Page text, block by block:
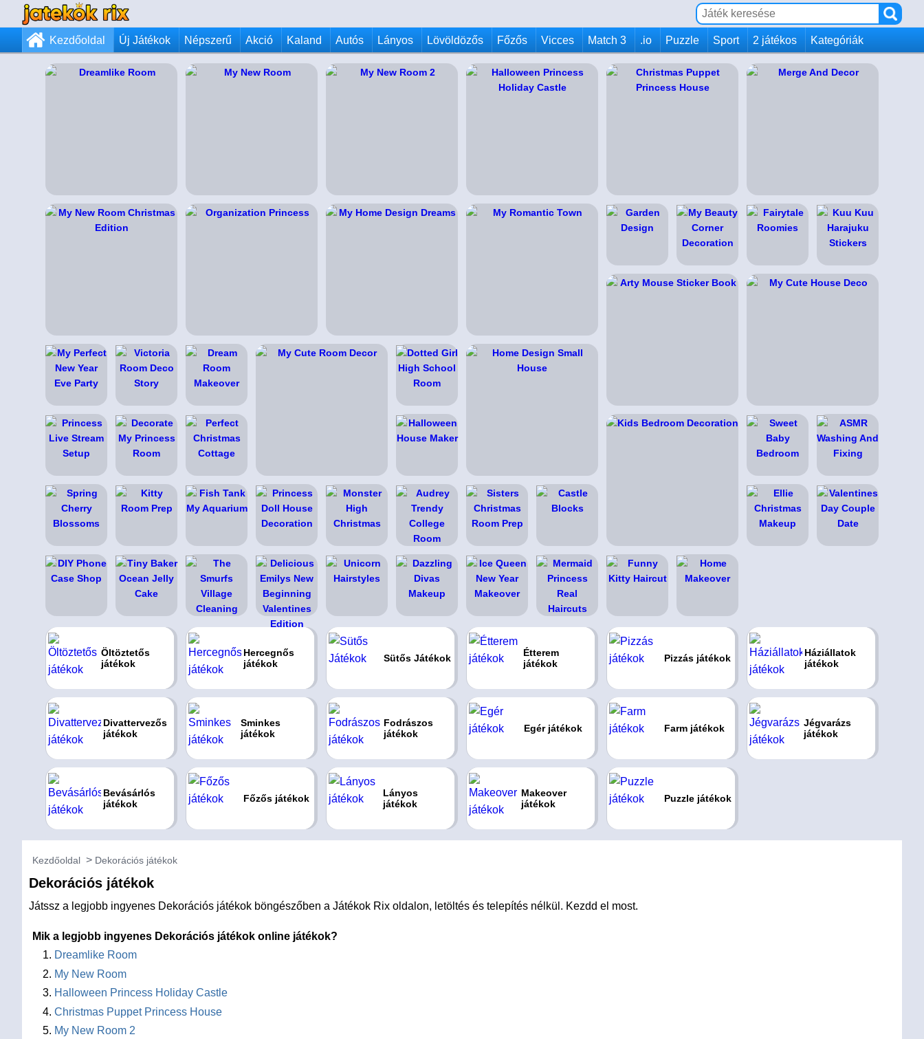
Kezdőoldal Új Játékok Népszerű Akció Kaland Autós Lányos Lövöldözős Főzős Vicces Match 3 .io Puzzle Sport 2 játékos Kategóriák
Öltöztetős
játékok
Hercegnős
játékok
Sütős Játékok
Étterem
játékok
Pizzás játékok
Háziállatok
játékok
Divattervezős
játékok
Sminkes
játékok
Fodrászos
játékok
Egér játékok Farm játékok
Jégvarázs
játékok
Bevásárlós
játékok
Főzős játékok
Lányos
játékok
Makeover
játékok
Puzzle játékok
Kezdőoldal Dekorációs játékok
Dekorációs játékok
Játssz a legjobb ingyenes Dekorációs játékok böngészőben a Játékok Rix oldalon, letöltés és telepítés nélkül. Kezdd el most.
Mik a legjobb ingyenes Dekorációs játékok online játékok?
Dreamlike Room
My New Room
Halloween Princess Holiday Castle
Christmas Puppet Princess House
My New Room 2